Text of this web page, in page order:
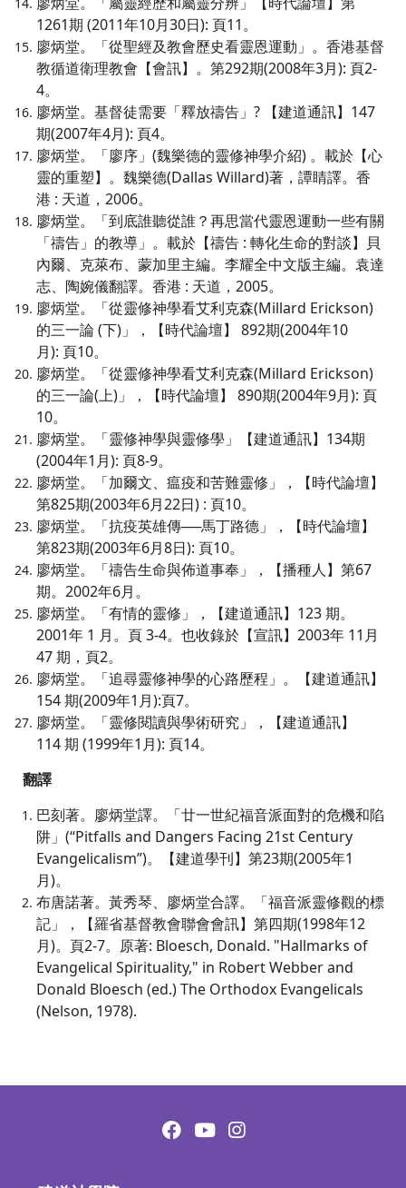
1261期 (2011年10月30日): 頁11。
廖炳堂。「從聖經及教會歷史看靈恩運動」。香港基督
教循道衛理教會【會訊】。第292期(2008年3月): 頁2-
4。
廖炳堂。基督徒需要「釋放禱告」? 【建道通訊】147
期(2007年4月): 頁4。
廖炳堂。「廖序」(魏樂德的靈修神學介紹) 。載於【心
靈的重塑】。魏樂德(Dallas Willard)著，譚睛譯。香
港 : 天道，2006。
廖炳堂。「到底誰聽從誰？再思當代靈恩運動一些有關
「禱告」的教導」。載於【禱告 : 轉化生命的對談】貝
內爾、克萊布、蒙加里主編。李耀全中文版主編。袁達
志、陶婉儀翻譯。香港 : 天道，2005。
廖炳堂。「從靈修神學看艾利克森(Millard Erickson)
的三一論 (下)」，【時代論壇】 892期(2004年10
月): 頁10。
廖炳堂。「從靈修神學看艾利克森(Millard Erickson)
的三一論(上)」，【時代論壇】 890期(2004年9月): 頁
10。
廖炳堂。「靈修神學與靈修學」【建道通訊】134期
(2004年1月): 頁8-9。
廖炳堂。「加爾文、瘟疫和苦難靈修」，【時代論壇】
第825期(2003年6月22日) : 頁10。
廖炳堂。「抗疫英雄傳──馬丁路德」，【時代論壇】
第823期(2003年6月8日): 頁10。
廖炳堂。「禱告生命與佈道事奉」，【播種人】第67
期。2002年6月。
廖炳堂。「有情的靈修」，【建道通訊】123 期。
2001年 1 月。頁 3-4。也收錄於【宣訊】2003年 11月
47 期，頁2。
廖炳堂。「追尋靈修神學的心路歷程」。【建道通訊】
154 期(2009年1月):頁7。
廖炳堂。「靈修閱讀與學術研究」，【建道通訊】
114 期 (1999年1月): 頁14。
翻譯
巴刻著。廖炳堂譯。「廿一世紀福音派面對的危機和陷
阱」(“Pitfalls and Dangers Facing 21st Century
Evangelicalism”)。【建道學刊】第23期(2005年1
月)。
布唐諾著。黃秀琴、廖炳堂合譯。「福音派靈修觀的標
記」，【羅省基督教會聯會會訊】第四期(1998年12
月)。頁2-7。原著: Bloesch, Donald. "Hallmarks of
Evangelical Spirituality," in Robert Webber and
Donald Bloesch (ed.) The Orthodox Evangelicals
(Nelson, 1978).